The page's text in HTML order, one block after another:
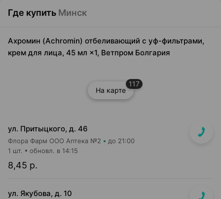
Где купить Минск
Ахромин (Achromin) отбеливающий с уф-фильтрами,
крем для лица, 45 мл ×1, Ветпром Болгария
На карте
117
ул. Притыцкого, д. 46
Флора Фарм ООО Аптека №2 до 21:00
8,45 р.
1 шт. обновл. в 14:15
ул. Якубова, д. 10